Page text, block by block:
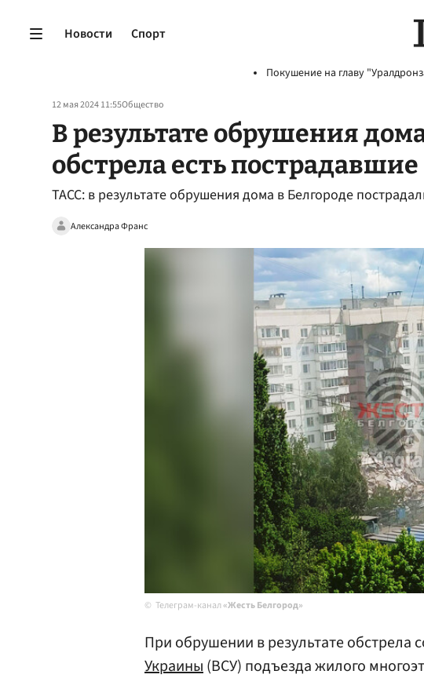
Новости Спорт
Покушение на главу
12 мая 2024 11:55Общество
В результате обрушения
обстрела есть пострадавшие
ТАСС: в результате обрушения дома в Белгороде
Александра Франс
Телеграм-канал«Жесть Белгород»
При обрушении в результате обстрела
Украины(ВСУ) подъезда жилого